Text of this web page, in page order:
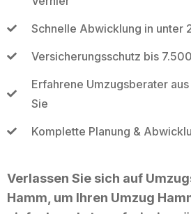
Schnelle Abwicklung in unter
Versicherungsschutz bis
Erfahrene Umzugsberater
Sie
Komplette Planung &
Verlassen Sie sich auf
Hamm, um Ihren Umzug